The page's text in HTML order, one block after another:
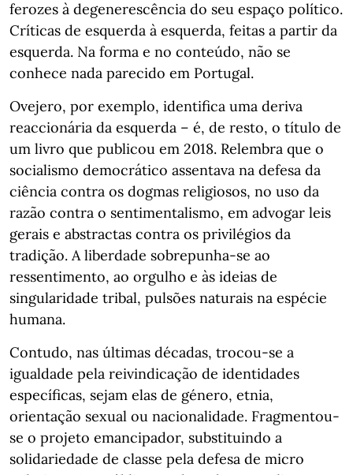
ferozes à degenerescência do seu espaço político.
Críticas de esquerda à esquerda, feitas a partir da
esquerda. Na forma e no conteúdo, não se
conhece nada parecido em Portugal.
Ovejero, por exemplo, identifica uma deriva
reaccionária da esquerda – é, de resto, o título de
um livro que publicou em 2018. Relembra que o
socialismo democrático assentava na defesa da
ciência contra os dogmas religiosos, no uso da
razão contra o sentimentalismo, em advogar leis
gerais e abstractas contra os privilégios da
tradição. A liberdade sobrepunha-se ao
ressentimento, ao orgulho e às ideias de
singularidade tribal, pulsões naturais na espécie
humana.
Contudo, nas últimas décadas, trocou-se a
igualdade pela reivindicação de identidades
específicas, sejam elas de género, etnia,
orientação sexual ou nacionalidade. Fragmentou-
se o projeto emancipador, substituindo a
solidariedade de classe pela defesa de micro